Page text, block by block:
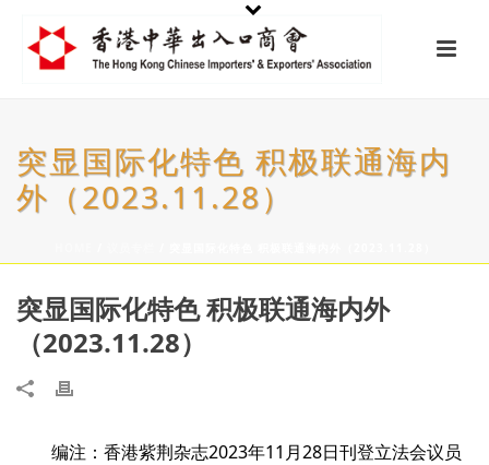
突显国际化特色 积极联通海内
外（2023.11.28）
突显国际化特色 积极联通海内外
（2023.11.28）
编注：香港紫荆杂志2023年11月28日刊登立法会议员